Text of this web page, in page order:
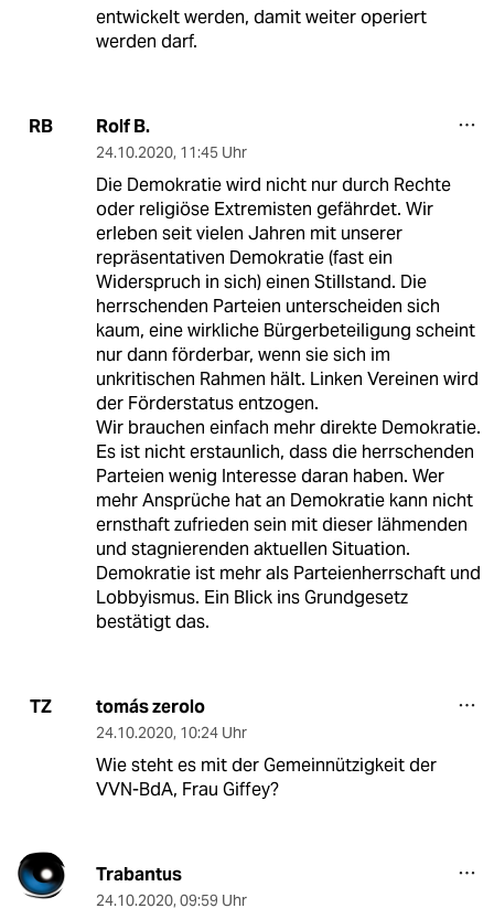
entwickelt werden, damit weiter operiert
werden darf.
RB Rolf B.
24.10.2020, 11:45 Uhr
Die Demokratie wird nicht nur durch Rechte
oder religiöse Extremisten gefährdet. Wir
erleben seit vielen Jahren mit unserer
repräsentativen Demokratie (fast ein
Widerspruch in sich) einen Stillstand. Die
herrschenden Parteien unterscheiden sich
kaum, eine wirkliche Bürgerbeteiligung scheint
nur dann förderbar, wenn sie sich im
unkritischen Rahmen hält. Linken Vereinen wird
der Förderstatus entzogen.
Wir brauchen einfach mehr direkte Demokratie.
Es ist nicht erstaunlich, dass die herrschenden
Parteien wenig Interesse daran haben. Wer
mehr Ansprüche hat an Demokratie kann nicht
ernsthaft zufrieden sein mit dieser lähmenden
und stagnierenden aktuellen Situation.
Demokratie ist mehr als Parteienherrschaft und
Lobbyismus. Ein Blick ins Grundgesetz
bestätigt das.
TZ tomás zerolo
24.10.2020, 10:24 Uhr
Wie steht es mit der Gemeinnützigkeit der
VVN-BdA, Frau Giffey?
Trabantus
24.10.2020, 09:59 Uhr